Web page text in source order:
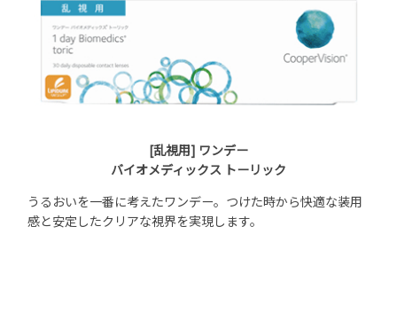
[乱視用] ワンデー
バイオメディックス トーリック
うるおいを一番に考えたワンデー。つけた時から快適な装用
感と安定したクリアな視界を実現します。